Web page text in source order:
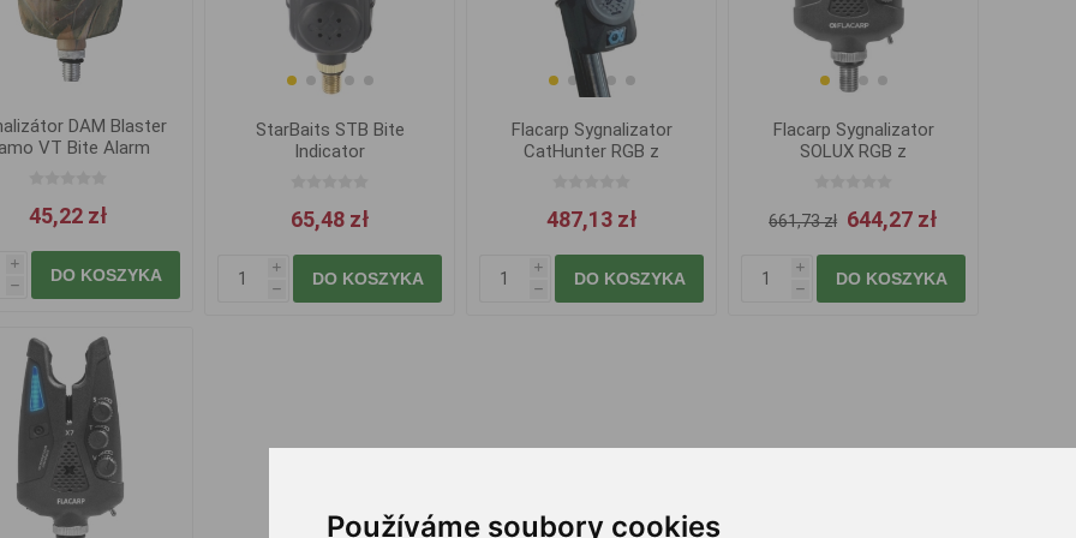
Používáme soubory cookies
DAM Blaster
VT Bite Alarm
45,22 zł
i
h
DO KOSZYKA
StarBaits STB Bite
Indicator
65,48 zł
i
h
DO KOSZYKA
Flacarp Sygnalizator
CatHunter RGB z
487,13 zł
i
h
DO KOSZYKA
Flacarp Sygnalizator
SOLUX RGB z
661,73 zł 644,27 zł
i
h
DO KOSZYKA